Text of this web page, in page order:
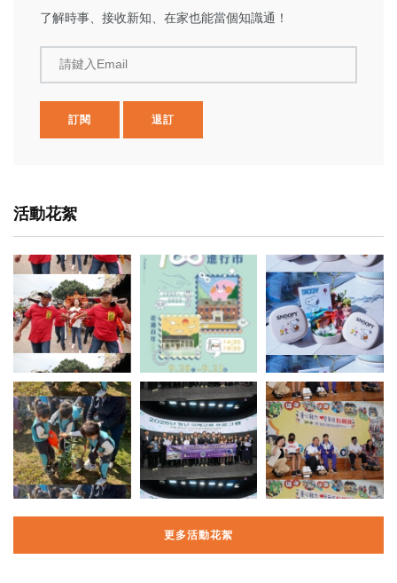
了解時事、接收新知、在家也能當個知識通！
請鍵入Email
訂閱 退訂
活動花絮
更多活動花絮